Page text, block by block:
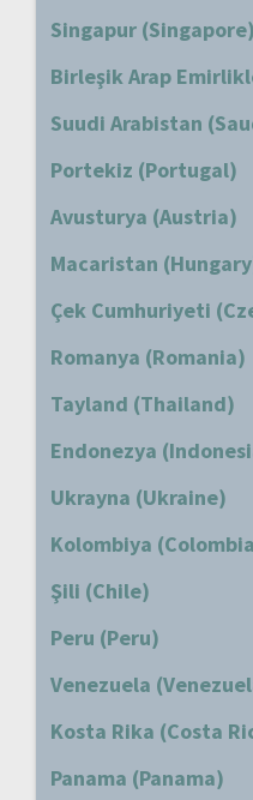
Singapur (Singapore)
Birleşik Arap
Suudi Arabistan
Portekiz (Portugal)
Avusturya (Austria)
Macaristan
Çek Cumhuriyeti
Romanya (Romania)
Tayland (Thailand)
Endonezya
Ukrayna (Ukraine)
Kolombiya
Şili (Chile)
Peru (Peru)
Venezuela
Kosta Rika (Costa
Panama (Panama)